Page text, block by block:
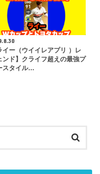
イー（ウイイレアプリ ）レ
ンド】クライフ超えの最強プ
スタイル…